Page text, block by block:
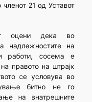
21 од Уставот
оцени дека во
надлежностите на
работи, сосема е
правото на штрајк
се условува во
битно не го
на внатрешните